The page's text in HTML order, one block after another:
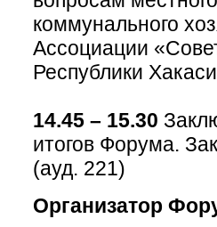
коммунального
Ассоциации
Республики
14.45 – 15.30
итогов Форума.
(ауд. 221)
Организатор